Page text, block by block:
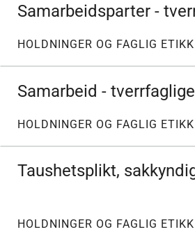
Samarbeidsparter -
HOLDNINGER OG FAGLIG ETIKK
Samarbeid -
HOLDNINGER OG FAGLIG ETIKK
Taushetsplikt,
HOLDNINGER OG FAGLIG ETIKK